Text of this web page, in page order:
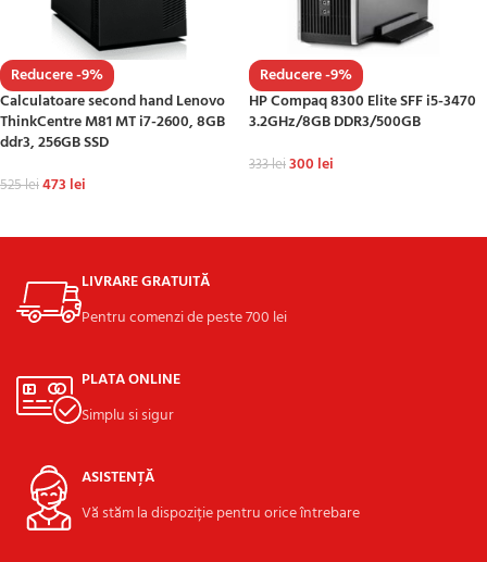
Reducere -9%
Calculatoare second hand Lenovo
ThinkCentre M81 MT i7-2600, 8GB
ddr3, 256GB SSD
525lei473 lei
Reducere -9%
HP Compaq 8300 Elite SFF i5-3470
3.2GHz/8GB DDR3/500GB
333lei300 lei
LIVRARE GRATUITĂ
Pentru comenzi de peste 700 lei
PLATA ONLINE
Simplu si sigur
ASISTENȚĂ
Vă stăm la dispoziție pentru orice întrebare